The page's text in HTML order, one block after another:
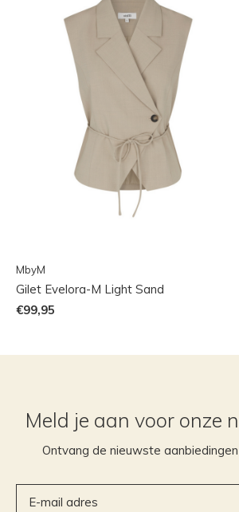
MbyM
Gilet Evelora-M Light Sand
€99,95
Meld je aan voor onze
Ontvang de nieuwste